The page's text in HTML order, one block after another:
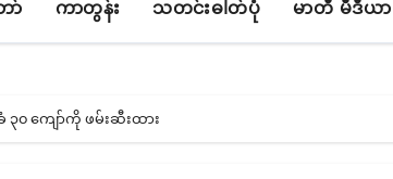
ာ် ကာတွန်း သတင်းဓါတ်ပုံ မာတီ မီဒီယာ
၀ ကျော်ကို ဖမ်းဆီးထား